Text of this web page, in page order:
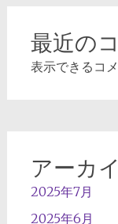
最近の
表示できるコ
アーカ
2025年7月
2025年6月